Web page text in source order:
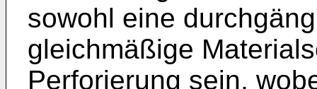
sowohl eine
gleichmäßige
Perforierung sein,